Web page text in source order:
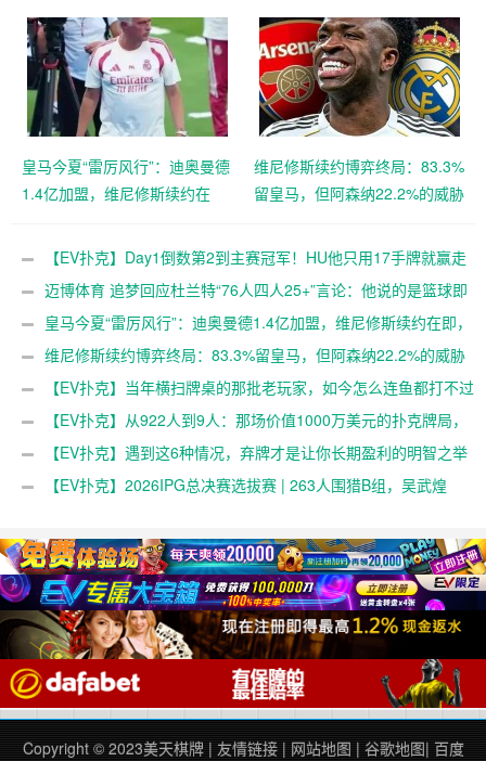
比较【EV扑克官网】
皇马今夏“雷厉风行”：迪奥曼德
1.4亿加盟，维尼修斯续约在
空，大发体育助力你的致富之
维尼修斯续约博弈终局：83.3%
留皇马，但阿森纳22.2%的威胁
致富之路！【EV扑克官网】
【EV扑克】Day1倒数第2到主赛冠军！HU他只用17手牌就赢走
1000万刀！【EV扑克官网】
迈博体育 追梦回应杜兰特“76人四人25+”言论：他说的是篮球即
得分，但别拿他和詹姆斯作比较【EV扑克官网】
皇马今夏“雷厉风行”：迪奥曼德1.4亿加盟，维尼修斯续约在即，
阿森纳“声东击西”策略落空，大发体育助力你的致富之路！【EV扑
克官网】
维尼修斯续约博弈终局：83.3%留皇马，但阿森纳22.2%的威胁
真实存在，大发体育助力你的致富之路！【EV扑克官网】
【EV扑克】当年横扫牌桌的那批老玩家，如今怎么连鱼都打不过
了【EV扑克官网】
【EV扑克】从922人到9人：那场价值1000万美元的扑克牌局，
即将揭晓最终答案【EV扑克官网】
【EV扑克】遇到这6种情况，弃牌才是让你长期盈利的明智之举
【EV扑克官网】
【EV扑克】2026IPG总决赛选拔赛 | 263人围猎B组，吴武煌
Copyright © 2023美天棋牌| 友情链接| 网站地图 | 谷歌地图| 百度